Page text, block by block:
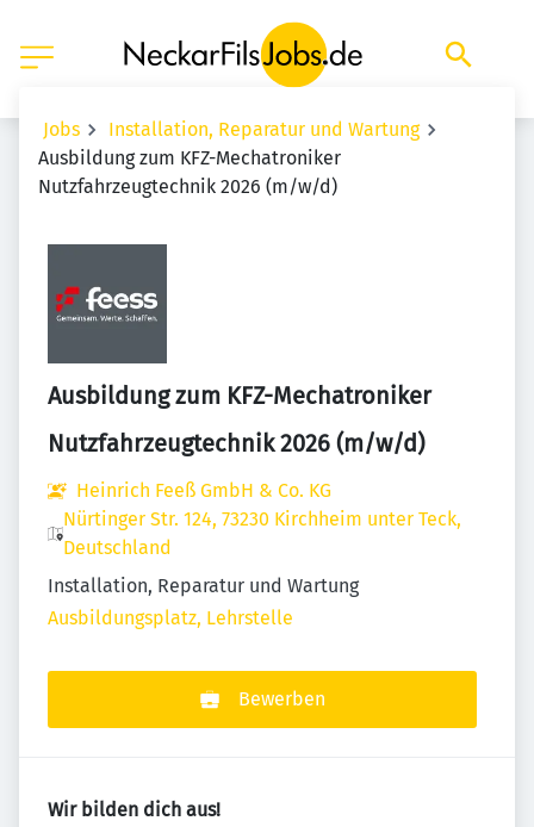
Jobs
Installation, Reparatur und Wartung
Ausbildung zum KFZ-Mechatroniker
Nutzfahrzeugtechnik 2026 (m/w/d)
Ausbildung zum KFZ-Mechatroniker
Nutzfahrzeugtechnik 2026 (m/w/d)
Heinrich Feeß GmbH & Co. KG
Nürtinger Str. 124, 73230 Kirchheim unter Teck,
Deutschland
Installation, Reparatur und Wartung
Ausbildungsplatz, Lehrstelle
Bewerben
Wir bilden dich aus!